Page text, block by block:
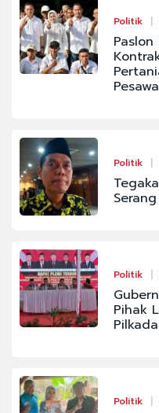
Politik
Politik
Politik
Pihak
Politik